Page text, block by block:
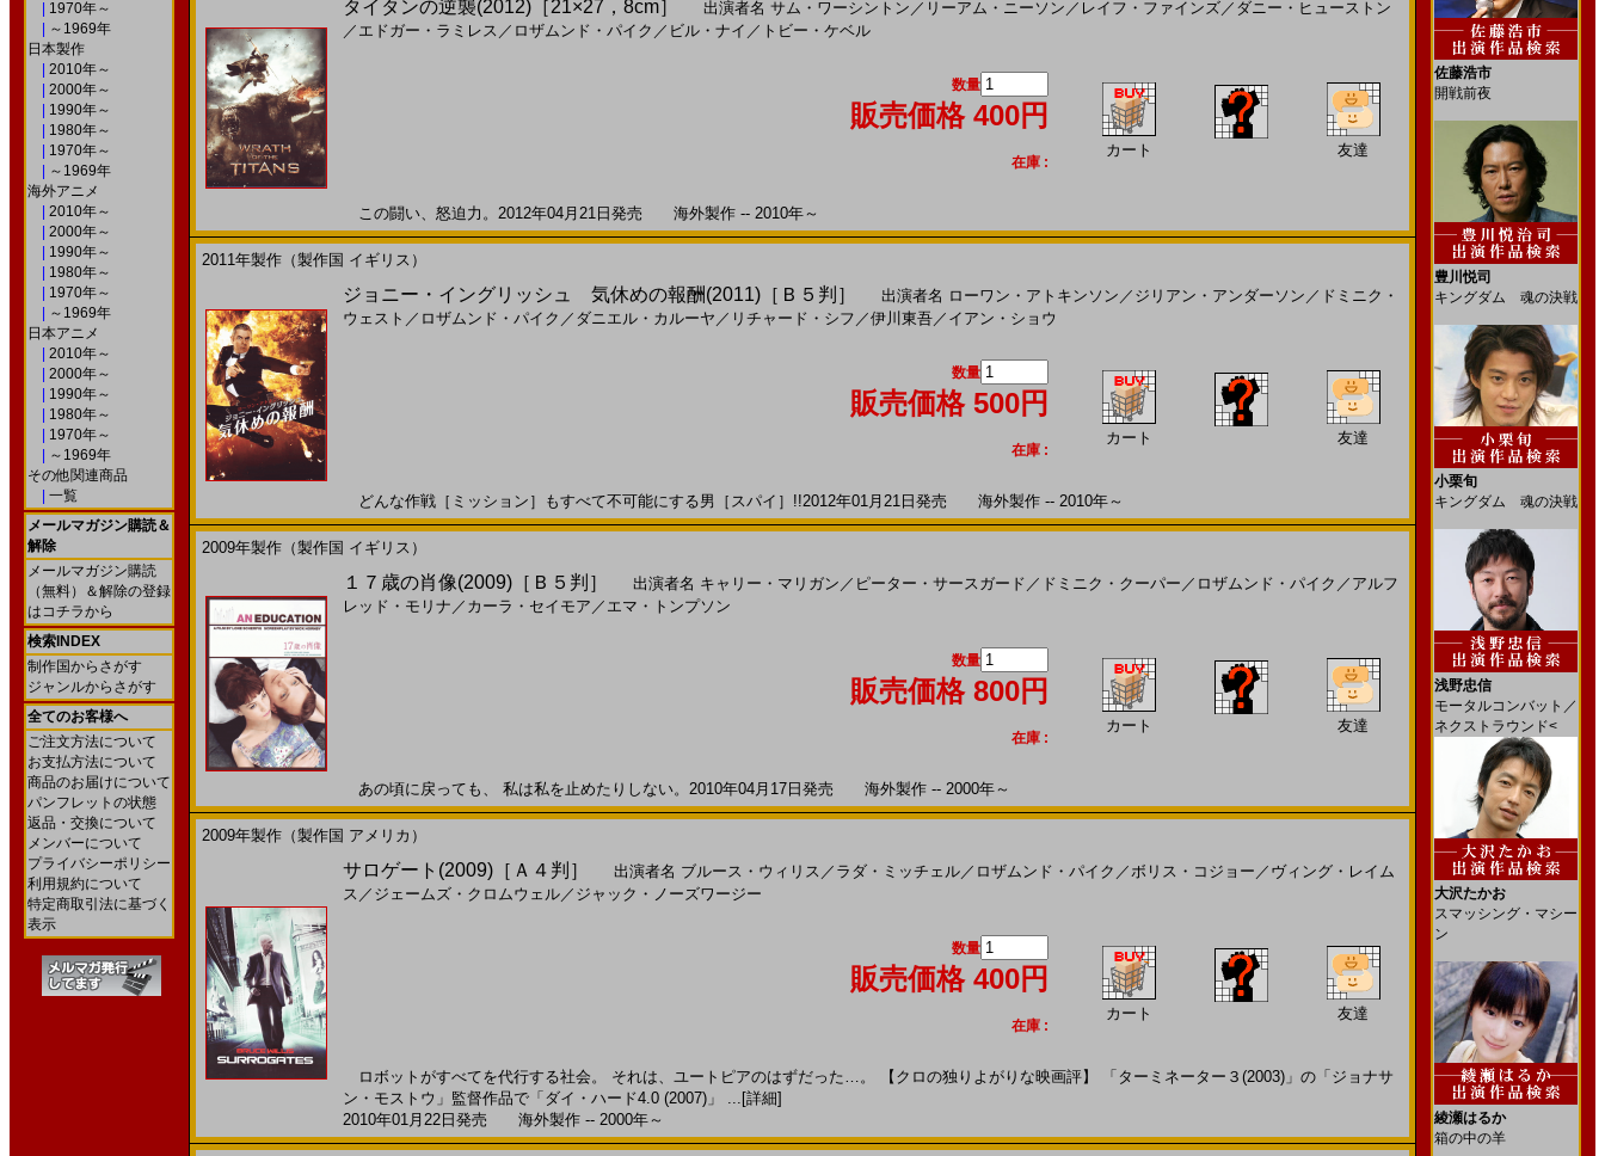
1970年～
～1969年
日本製作
2010年～
2000年～
1990年～
1980年～
1970年～
～1969年
海外アニメ
2010年～
2000年～
1990年～
1980年～
1970年～
～1969年
日本アニメ
2010年～
2000年～
1990年～
1980年～
1970年～
～1969年
その他関連商品
一覧
メールマガジン購読＆
解除
メールマガジン購読
（無料）＆解除の登録
はコチラから
検索INDEX
制作国からさがす
ジャンルからさがす
全てのお客様へ
ご注文方法について
お支払方法について
商品のお届けについて
パンフレットの状態
返品・交換について
メンバーについて
プライバシーポリシー
利用規約について
特定商取引法に基づく
表示
タイタンの逆襲(2012)［21×27，8cm］ 出演者名 サム・ワーシントン ／ リーアム・ニーソン ／ レイフ・ファインズ／ ダニー・ヒューストン
／ エドガー・ラミレス ／ ロザムンド・パイク ／ ビル・ナイ ／ トビー・ケベル
数量
販売価格 400円
在庫 :
カート 友達
この闘い、怒迫力。2012年04月21日発売 海外製作 -- 2010年～
2011年製作（製作国 イギリス）
ジョニー・イングリッシュ 気休めの報酬(2011)［Ｂ５判］ 出演者名 ローワン・アトキンソン ／ ジリアン・アンダーソン ／ ドミニク・
ウェスト ／ ロザムンド・パイク ／ ダニエル・カルーヤ ／ リチャード・シフ ／伊川東吾／ イアン・ショウ
数量
販売価格 500円
在庫 :
カート 友達
どんな作戦［ミッション］もすべて不可能にする男［スパイ］!!2012年01月21日発売 海外製作 -- 2010年～
2009年製作（製作国 イギリス）
１７歳の肖像(2009)［Ｂ５判］ 出演者名 キャリー・マリガン ／ ピーター・サースガード ／ ドミニク・クーパー ／ ロザムンド・パイク ／ アルフ
レッド・モリナ ／ カーラ・セイモア ／ エマ・トンプソン
数量
販売価格 800円
在庫 :
カート 友達
あの頃に戻っても、 私は私を止めたりしない。2010年04月17日発売 海外製作 -- 2000年～
2009年製作（製作国 アメリカ）
サロゲート(2009)［Ａ４判］ 出演者名 ブルース・ウィリス ／ ラダ・ミッチェル／ ロザムンド・パイク ／ボリス・コジョー ／ ヴィング・レイム
ス ／ ジェームズ・クロムウェル／ ジャック・ノーズワージー
数量
販売価格 400円
在庫 :
カート 友達
ロボットがすべてを代行する社会。 それは、ユートピアのはずだった…。 【クロの独りよがりな映画評】 「ターミネーター３(2003)」の「ジョナサ
ン・モストウ」監督作品で「ダイ・ハード4.0 (2007)」 ... [詳細]
2010年01月22日発売 海外製作 -- 2000年～
佐藤浩市
開戦前夜
豊川悦司
キングダム 魂の決戦
小栗旬
キングダム 魂の決戦
浅野忠信
モータルコンバット／
ネクストラウンド<
大沢たかお
スマッシング・マシー
ン
綾瀬はるか
箱の中の羊